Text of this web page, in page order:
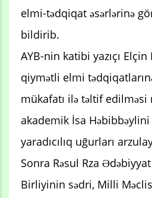
elmi-tədqiqat əsərlərinə
bildirib.
AYB-nin katibi yazıçı
qiymətli elmi
mükafatı ilə təltif edilməsi
akademik İsa
yaradıcılıq uğurları
Sonra Rəsul Rza
Birliyinin sədri, Milli